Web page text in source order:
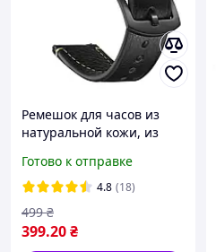
Ремешок для часов из
натуральной кожи, из
замены 22 мм
Готово к отправке
4.8 (18)
399.20₴
499 ₴